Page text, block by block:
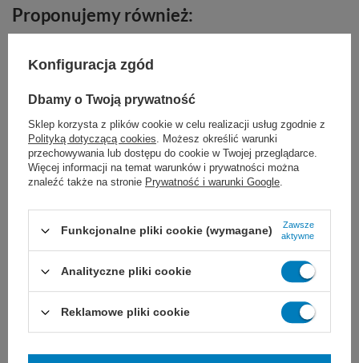
Proponujemy również:
Mobilny system jednorazowego
użytku do podciśnieniowej terapii
15 x 15 cm
10 x 20 cm
15 x 30 cm
20 x 25 cm
780,00 zł
Konfiguracja zgód
Dbamy o Twoją prywatność
Sklep korzysta z plików cookie w celu realizacji usług zgodnie z
Polityką dotyczącą cookies. Możesz określić warunki
przechowywania lub dostępu do cookie w Twojej przeglądarce.
Więcej informacji na temat warunków i prywatności można
znaleźć także na stronie Prywatność i warunki Google.
Funkcjonalne pliki cookie (wymagane)
Zawsze
aktywne
Analityczne pliki cookie
Reklamowe pliki cookie